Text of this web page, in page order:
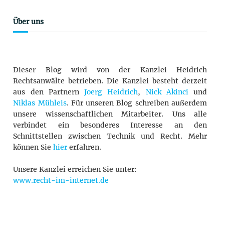
Über uns
Dieser Blog wird von der Kanzlei Heidrich
Rechtsanwälte betrieben. Die Kanzlei besteht derzeit
aus den PartnernJoerg Heidrich, Nick Akinci und
Niklas Mühleis. Für unseren Blog schreiben außerdem
unsere wissenschaftlichen Mitarbeiter. Uns alle
verbindet ein besonderes Interesse an den
Schnittstellen zwischen Technik und Recht. Mehr
können Siehiererfahren.
Unsere Kanzlei erreichen Sie unter:
www.recht-im-internet.de